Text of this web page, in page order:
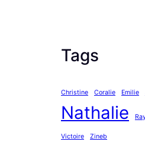
Tags
Christine Coralie Emilie
Nathalie
Victoire Zineb